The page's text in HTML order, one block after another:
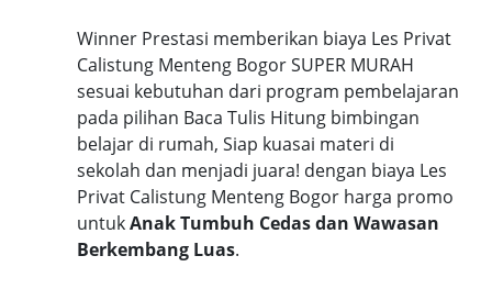
Winner Prestasi memberikan biaya Les Privat
Calistung Menteng Bogor SUPER MURAH
sesuai kebutuhan dari program pembelajaran
pada pilihan Baca Tulis Hitung bimbingan
belajar di rumah, Siap kuasai materi di
sekolah dan menjadi juara! dengan biaya Les
Privat Calistung Menteng Bogor harga promo
untukAnak Tumbuh Cedas dan Wawasan
Berkembang Luas.